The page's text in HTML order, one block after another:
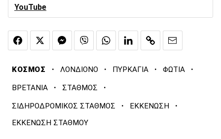
YouTube
ΚΟΣΜΟΣ · ΛΟΝΔΙΟΝΟ · ΠΥΡΚΑΓΙΑ · ΦΩΤΙΑ ·
ΒΡΕΤΑΝΙΑ · ΣΤΑΘΜΟΣ ·
ΣΙΔΗΡΟΔΡΟΜΙΚΟΣ ΣΤΑΘΜΟΣ · ΕΚΚΕΝΩΣΗ ·
ΕΚΚΕΝΩΣΗ ΣΤΑΘΜΟΥ